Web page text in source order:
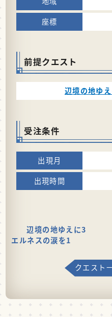
前提クエスト
辺境の地ゆ
受注条件
辺境の地ゆえに3
エルネスの涙を1
クエスト